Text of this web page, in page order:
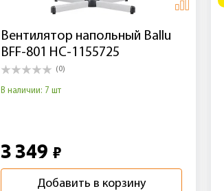
Вентилятор напольный Ballu
BFF-801 НС-1155725
(0)
В наличии: 7 шт
3 349 ₽
Добавить в корзину